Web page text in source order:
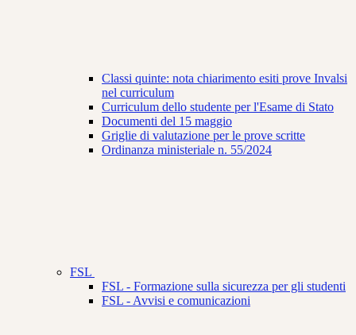
Classi quinte: nota chiarimento esiti prove Invalsi
nel curriculum
Curriculum dello studente per l'Esame di Stato
Documenti del 15 maggio
Griglie di valutazione per le prove scritte
Ordinanza ministeriale n. 55/2024
FSL
FSL - Formazione sulla sicurezza per gli studenti
FSL - Avvisi e comunicazioni